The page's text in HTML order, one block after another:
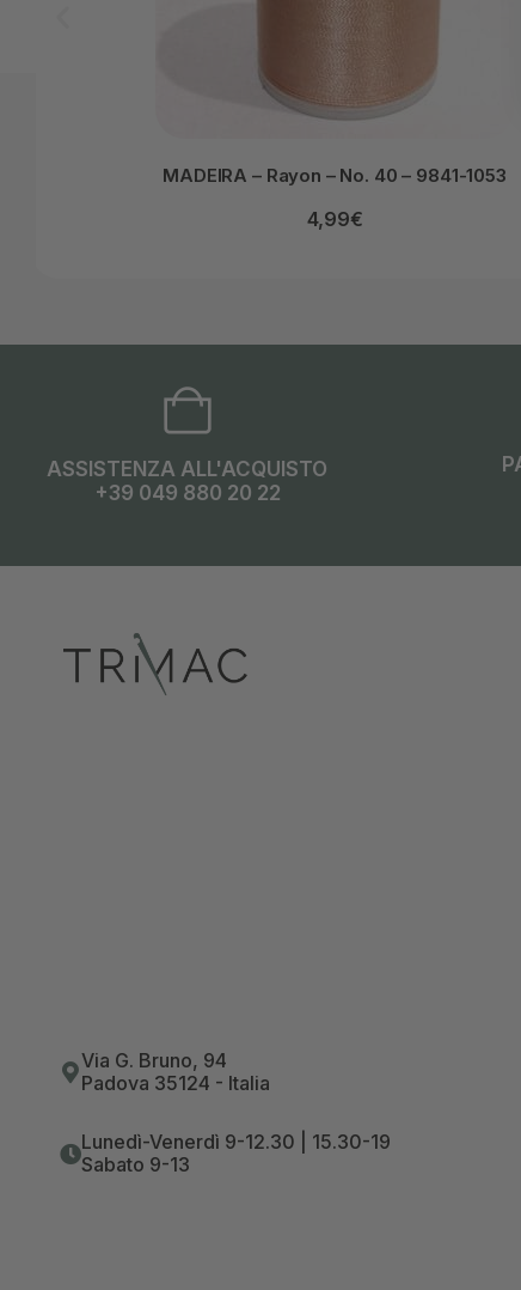
MADEIRA – Rayon – No. 40 – 9841-1053
4,99€
ASSISTENZA ALL'ACQUISTO
+39 049 880 20 22
Via G. Bruno, 94
Padova 35124 - Italia
Lunedì-Venerdì 9-12.30 | 15.30-19
Sabato 9-13